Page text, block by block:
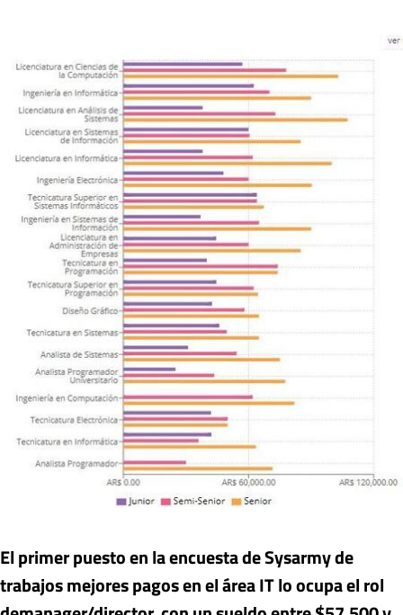
El primer puesto en la encuesta de Sysarmy de
trabajos mejores pagos en el área IT lo ocupa el rol